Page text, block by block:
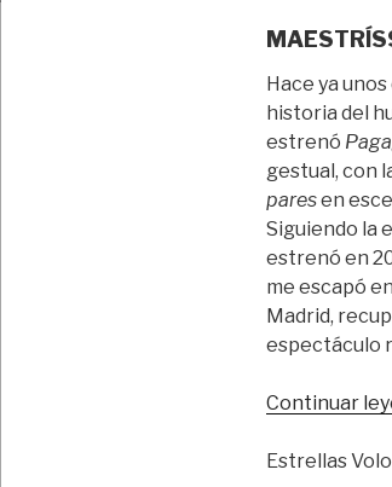
Hace ya
historia del
estrenó
gestual, con
paresen
Siguiendo la
estrenó en
me escapó
Madrid,
espectáculo
Continuar
Estrellas